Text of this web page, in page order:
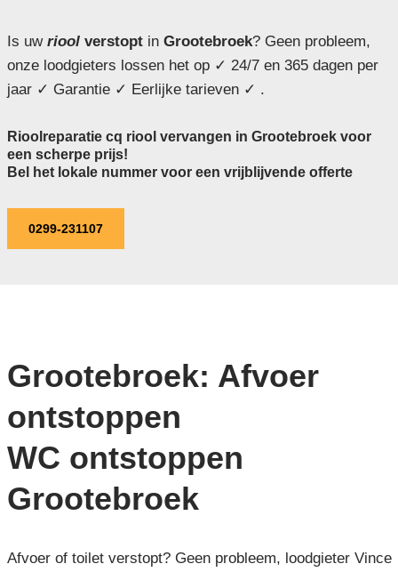
Is uw rioolverstoptin Grootebroek? Geen probleem,
onze loodgieters lossen het op ✓ 24/7 en 365 dagen per
jaar ✓ Garantie ✓ Eerlijke tarieven ✓ .
Rioolreparatie cq riool vervangen in Grootebroek voor
een scherpe prijs!
Bel het lokale nummer voor een vrijblijvende offerte
0299-231107
Grootebroek: Afvoer
ontstoppen
WC ontstoppen
Grootebroek
Afvoer of toilet verstopt? Geen probleem, loodgieter Vince